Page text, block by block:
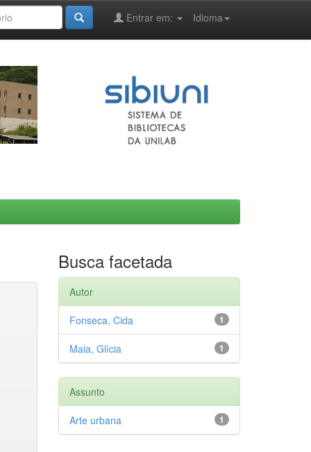
Idioma
Entrar em:
Busca facetada
Autor
1
Fonseca, Cida
1
Maia, Glícia
Assunto
1
Arte urbana